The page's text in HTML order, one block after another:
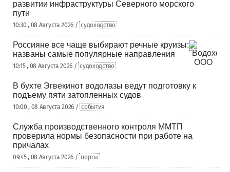
развитии инфраструктуры Северного морского
пути
10:30 , 08 Августа 2026 / судоходство
Россияне все чаще выбирают речные круизы:
названы самые популярные направления
10:15 , 08 Августа 2026 / судоходство
В бухте Эгвекинот водолазы ведут подготовку к
подъему пяти затопленных судов
10:00 , 08 Августа 2026 / события
Служба производственного контроля ММТП
проверила нормы безопасности при работе на
причалах
09:45 , 08 Августа 2026 / порты